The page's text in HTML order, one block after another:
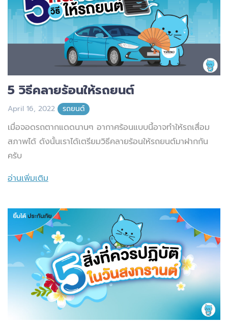
5 วิธีคลายร้อนให้รถยนต์
April 16, 2022 รถยนต์
เมื่อจอดรถตากแดดนานๆ อากาศร้อนแบบนี้อาจทำให้รถเสื่อม
สภาพได้ ดังนั้นเราได้เตรียมวิธีคลายร้อนให้รถยนต์มาฝากกัน
ครับ
อ่านเพิ่มเติม